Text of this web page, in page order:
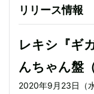
リリース情報
レキシ『ギ
んちゃん盤
2020年9月23日（